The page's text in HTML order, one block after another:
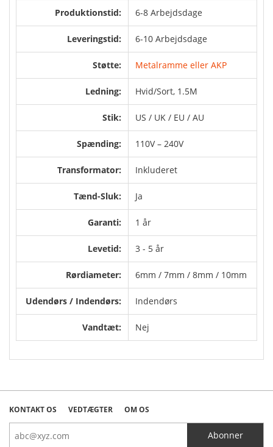
Produktionstid: 6-8 Arbejdsdage
Leveringstid: 6-10 Arbejdsdage
Støtte: Metalramme eller AKP
Ledning: Hvid/Sort, 1.5M
Stik: US / UK / EU / AU
Spænding: 110V – 240V
Transformator: Inkluderet
Tænd-Sluk: Ja
Garanti: 1 år
Levetid: 3 - 5 år
Rørdiameter: 6mm / 7mm / 8mm / 10mm
Udendørs / Indendørs: Indendørs
Vandtæt: Nej
KONTAKT OS VEDTÆGTER OM OS